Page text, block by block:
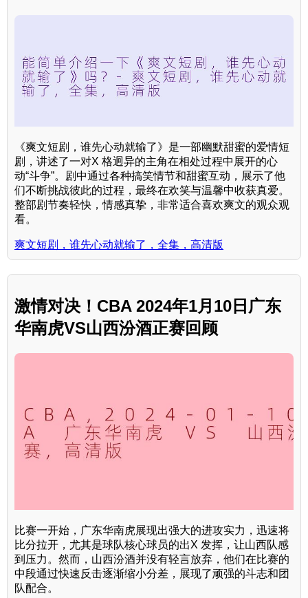
《爽文短剧，谁先心动就输了》是一部幽默甜蜜的爱情短
剧，讲述了一对X 格迥异的主角在相处过程中展开的心
动“斗争”。剧中通过各种搞笑情节和甜蜜互动，展示了他
们不断挑战彼此的过程，最终在欢笑与温馨中收获真爱。
整部剧节奏轻快，情感真挚，非常适合喜欢爽文的观众观
看。
爽文短剧，谁先心动就输了，全集，高清版
激情对决！CBA 2024年1月10日广东
华南虎VS山西汾酒正赛回顾
比赛一开始，广东华南虎展现出强大的进攻实力，迅速将
比分拉开，尤其是球队核心球员的出X 发挥，让山西队感
到压力。然而，山西汾酒并没有轻言放弃，他们在比赛的
中段通过快速反击逐渐缩小分差，展现了顽强的斗志和团
队配合。